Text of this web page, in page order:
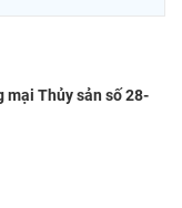
mại Thủy sản số 28-